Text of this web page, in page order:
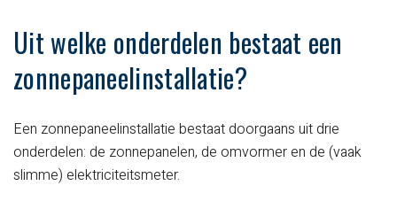
Uit welke onderdelen bestaat een
zonnepaneelinstallatie?
Een zonnepaneelinstallatie bestaat doorgaans uit drie
onderdelen: de zonnepanelen, de omvormer en de (vaak
slimme) elektriciteitsmeter.